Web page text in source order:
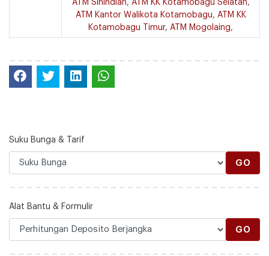
ATM Sinindian, ATM KK Kotamobagu Selatan,
ATM Kantor Walikota Kotamobagu, ATM KK
Kotamobagu Timur, ATM Mogolaing,
Suku Bunga & Tarif
GO
Alat Bantu & Formulir
GO